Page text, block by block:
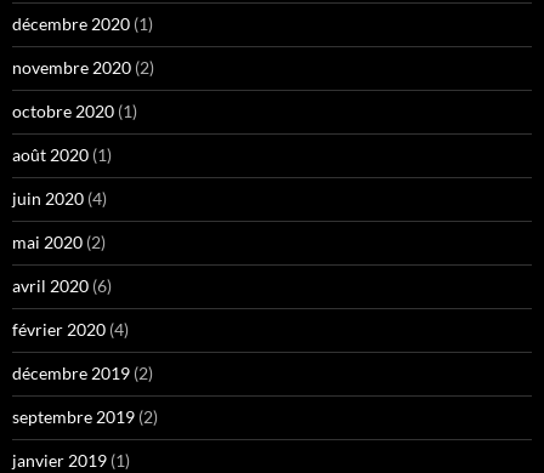
décembre 2020 (1)
novembre 2020 (2)
octobre 2020 (1)
août 2020 (1)
juin 2020 (4)
mai 2020 (2)
avril 2020 (6)
février 2020 (4)
décembre 2019 (2)
septembre 2019 (2)
janvier 2019 (1)